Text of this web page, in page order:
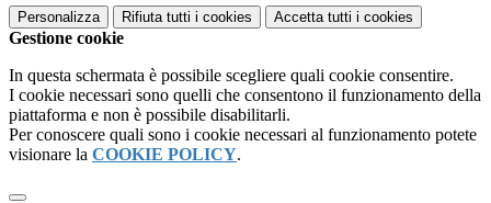
Personalizza Rifiuta tutti i cookies Accetta tutti i cookies
Gestione cookie
In questa schermata è possibile scegliere quali cookie consentire.
I cookie necessari sono quelli che consentono il funzionamento della
piattaforma e non è possibile disabilitarli.
Per conoscere quali sono i cookie necessari al funzionamento potete
visionare la COOKIE POLICY.